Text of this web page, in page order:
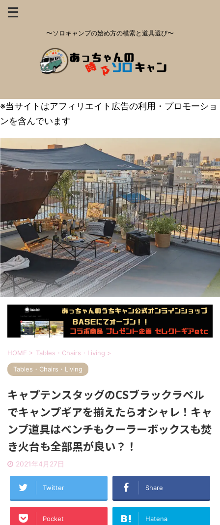
〜ソロキャンプの始め方の模索と道具選び〜
※当サイトはアフィリエイト広告の利用・プロモーショ
ンを含んでいます
HOME > Tables・Chairs・Living >
Tables・Chairs・Living
キャプテンスタッグのCSブラックラベル
でキャンプギアを揃えたらオシャレ！キャ
ンプ道具はベンチもクーラーボックスも焚
き火台も全部黒が良い？！
2021年4月27日
Twitter Share
Pocket Hatena